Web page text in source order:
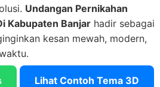
Undangan Pernikahan
Kabupaten Banjar hadir sebagai
kesan mewah, modern,
Lihat Contoh Tema 3D